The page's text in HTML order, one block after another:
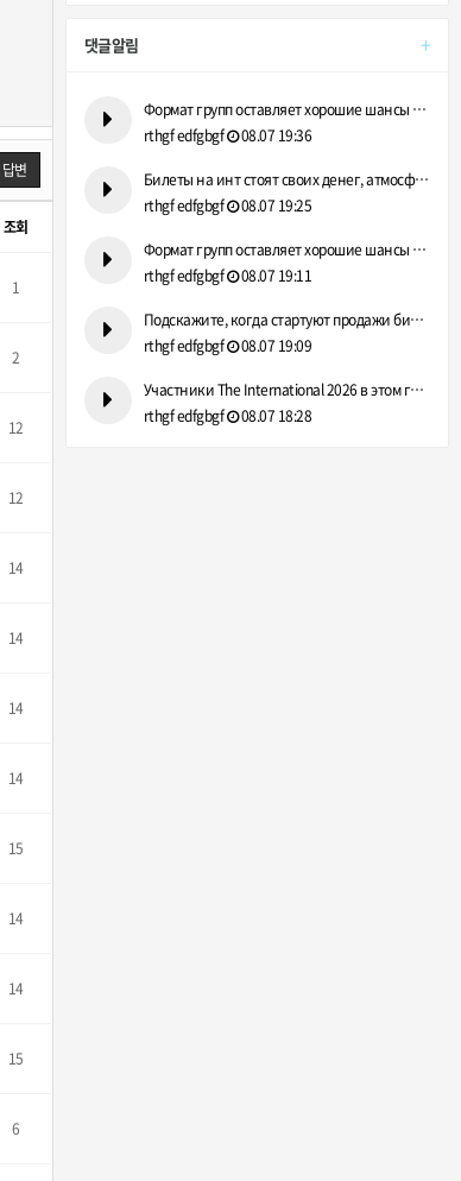
답변
조회
1
2
12
12
14
14
14
14
15
14
14
15
6
+
댓글알림
Формат групп оставляет хорошие шансы даже аутсайдерам. https…
rthgf edfgbgf
08.07 19:36
Билеты на инт стоят своих денег, атмосфера там просто непере…
rthgf edfgbgf
08.07 19:25
Формат групп оставляет хорошие шансы даже аутсайдерам. https…
rthgf edfgbgf
08.07 19:11
Подскажите, когда стартуют продажи билетов на инт? https://g…
rthgf edfgbgf
08.07 19:09
Участники The International 2026 в этом году реально мощные.…
rthgf edfgbgf
08.07 18:28